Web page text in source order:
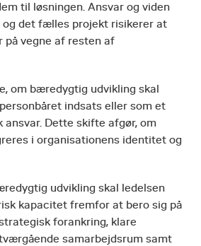
til løsningen. Ansvar og viden
og det fælles projekt risikerer at
på vegne af resten af
om bæredygtig udvikling skal
indsats eller som et
Dette skifte afgør, om
i organisationens identitet og
udvikling skal ledelsen
kapacitet fremfor at bero sig på
forankring, klare
samarbejdsrum samt